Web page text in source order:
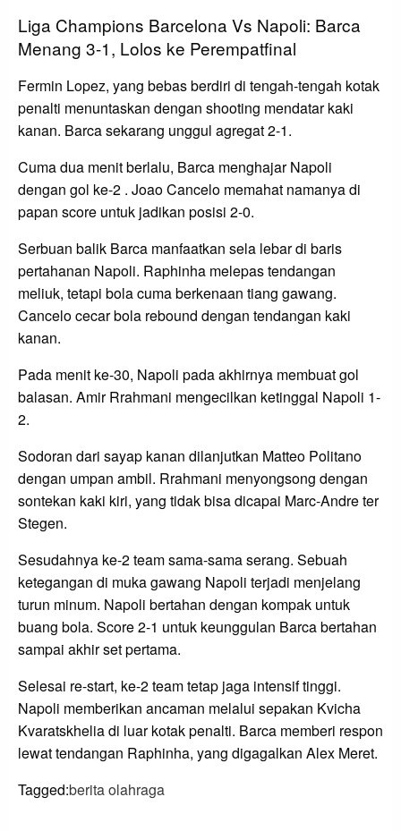
Liga Champions Barcelona Vs Napoli: Barca
Menang 3-1, Lolos ke Perempatfinal
Fermin Lopez, yang bebas berdiri di tengah-tengah kotak
penalti menuntaskan dengan shooting mendatar kaki
kanan. Barca sekarang unggul agregat 2-1.
Cuma dua menit berlalu, Barca menghajar Napoli
dengan gol ke-2 . Joao Cancelo memahat namanya di
papan score untuk jadikan posisi 2-0.
Serbuan balik Barca manfaatkan sela lebar di baris
pertahanan Napoli. Raphinha melepas tendangan
meliuk, tetapi bola cuma berkenaan tiang gawang.
Cancelo cecar bola rebound dengan tendangan kaki
kanan.
Pada menit ke-30, Napoli pada akhirnya membuat gol
balasan. Amir Rrahmani mengecilkan ketinggal Napoli 1-
2.
Sodoran dari sayap kanan dilanjutkan Matteo Politano
dengan umpan ambil. Rrahmani menyongsong dengan
sontekan kaki kiri, yang tidak bisa dicapai Marc-Andre ter
Stegen.
Sesudahnya ke-2 team sama-sama serang. Sebuah
ketegangan di muka gawang Napoli terjadi menjelang
turun minum. Napoli bertahan dengan kompak untuk
buang bola. Score 2-1 untuk keunggulan Barca bertahan
sampai akhir set pertama.
Selesai re-start, ke-2 team tetap jaga intensif tinggi.
Napoli memberikan ancaman melalui sepakan Kvicha
Kvaratskhelia di luar kotak penalti. Barca memberi respon
lewat tendangan Raphinha, yang digagalkan Alex Meret.
Tagged:berita olahraga